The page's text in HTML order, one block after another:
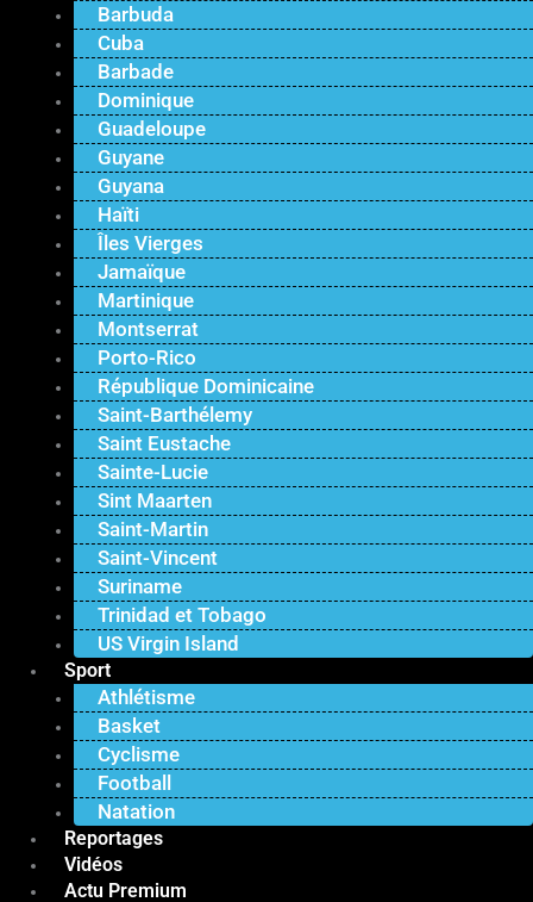
Barbuda
Cuba
Barbade
Dominique
Guadeloupe
Guyane
Guyana
Haïti
Îles Vierges
Jamaïque
Martinique
Montserrat
Porto-Rico
République Dominicaine
Saint-Barthélemy
Saint Eustache
Sainte-Lucie
Sint Maarten
Saint-Martin
Saint-Vincent
Suriname
Trinidad et Tobago
US Virgin Island
Sport
Athlétisme
Basket
Cyclisme
Football
Natation
Reportages
Vidéos
Actu Premium